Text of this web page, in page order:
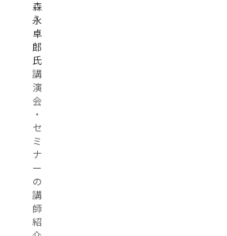
森
永
卓
郎
氏
講
演
会
・
セ
ミ
ナ
ー
の
講
師
紹